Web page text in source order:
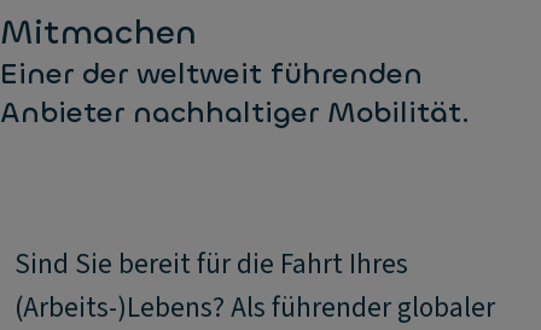
Mitmachen
Einer der weltweit führenden
Anbieter nachhaltiger Mobilität.
Sind Sie bereit für die Fahrt Ihres
(Arbeits-)Lebens? Als führender globaler